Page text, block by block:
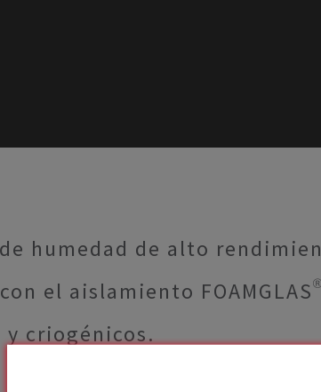
humedad de alto
el aislamiento
criogénicos.